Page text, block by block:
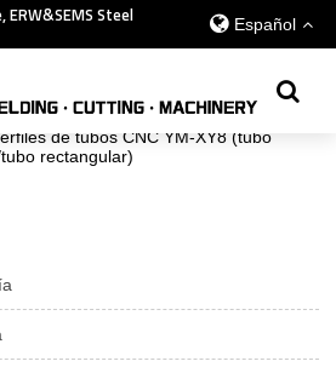
ERW&SEMS Steel
Español
la compañía /
de tubos CNC YM-XY8 (tubo
rectangular)